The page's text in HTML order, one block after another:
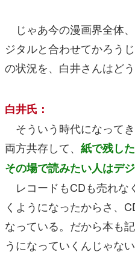
じゃあ今の漫画界全体
ジタルと合わせてかろう
の状況を、白井さんはど
白井氏：
そういう時代になって
両方共存して、 紙で残し
その場で読みたい人はデ
レコードもCDも売れな
くようになったからさ、
なっている。だから本も
うになっていくんじゃない